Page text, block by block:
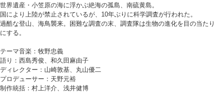
世界遺産・小笠原の海に浮かぶ絶海の孤島、南硫黄島。
国により上陸が禁止されているが、10年ぶりに科学調査が行われた。
過酷な登山、海鳥襲来。困難な調査の末、調査隊は生物の進化を目の当たり
にする。
テーマ音楽：牧野忠義
語り：西島秀俊、和久田麻由子
ディレクター：山崎敦基、丸山優二
プロデューサー：天野元裕
制作統括：村上洋介、浅井健博